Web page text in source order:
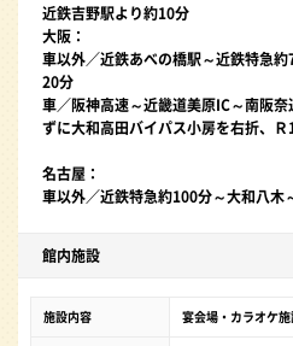
近鉄吉野駅より約10分
大阪：
車以外／近鉄あべの橋駅～近鉄特急
20分
車／阪神高速～近畿道美原IC～南阪
ずに大和高田バイパス小房を右折、
名古屋：
車以外／近鉄特急約100分～大和八木
館内施設
施設内容 宴会場・カラオケ